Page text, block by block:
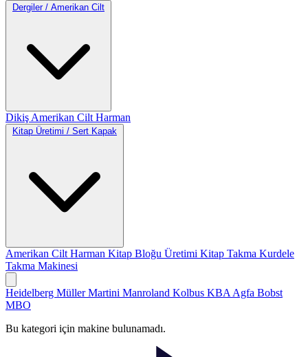
Dergiler / Amerikan Cilt
Dikiş Amerikan Cilt Harman
Kitap Üretimi / Sert Kapak
Amerikan Cilt Harman Kitap Bloğu Üretimi Kitap Takma Kurdele
Takma Makinesi
Heidelberg Müller Martini Manroland Kolbus KBA Agfa Bobst
MBO
Bu kategori için makine bulunamadı.